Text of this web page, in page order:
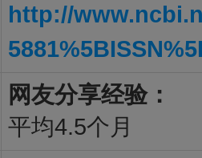
http://
网友分享经验：
平均4.5个月